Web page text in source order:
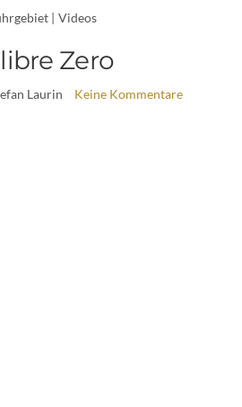
| Videos
Zero
Laurin Keine Kommentare